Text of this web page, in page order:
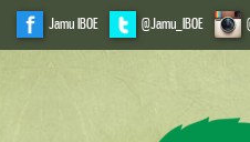
Jamu IBOE @Jamu_IBOE